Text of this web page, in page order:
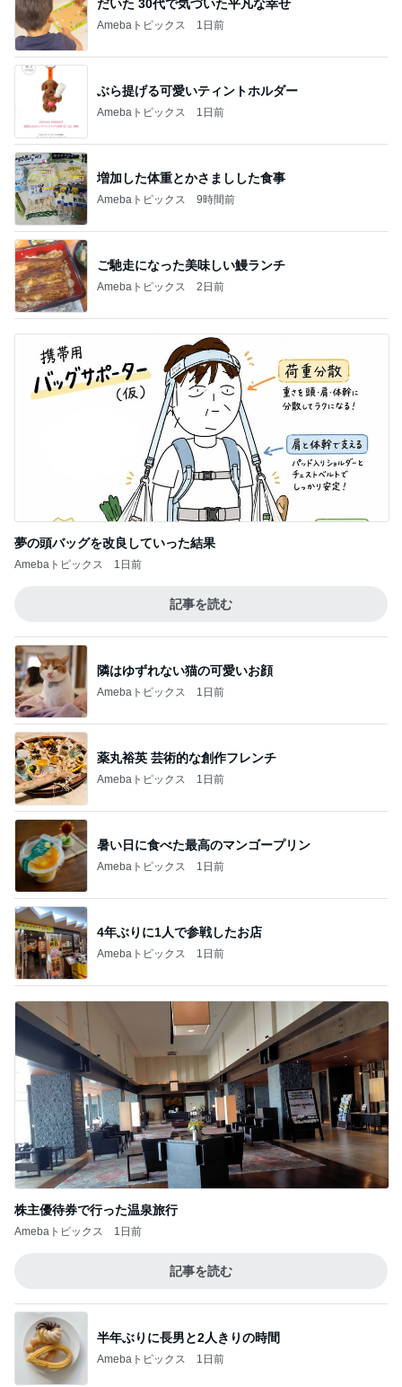
だいた 30代で気づいた平凡な幸せ
Amebaトピックス 1日前
ぶら提げる可愛いティントホルダー
Amebaトピックス 1日前
増加した体重とかさましした食事
Amebaトピックス 9時間前
ご馳走になった美味しい鰻ランチ
Amebaトピックス 2日前
夢の頭バッグを改良していった結果
Amebaトピックス 1日前
記事を読む
隣はゆずれない猫の可愛いお顔
Amebaトピックス 1日前
薬丸裕英 芸術的な創作フレンチ
Amebaトピックス 1日前
暑い日に食べた最高のマンゴープリン
Amebaトピックス 1日前
4年ぶりに1人で参戦したお店
Amebaトピックス 1日前
株主優待券で行った温泉旅行
Amebaトピックス 1日前
記事を読む
半年ぶりに長男と2人きりの時間
Amebaトピックス 1日前